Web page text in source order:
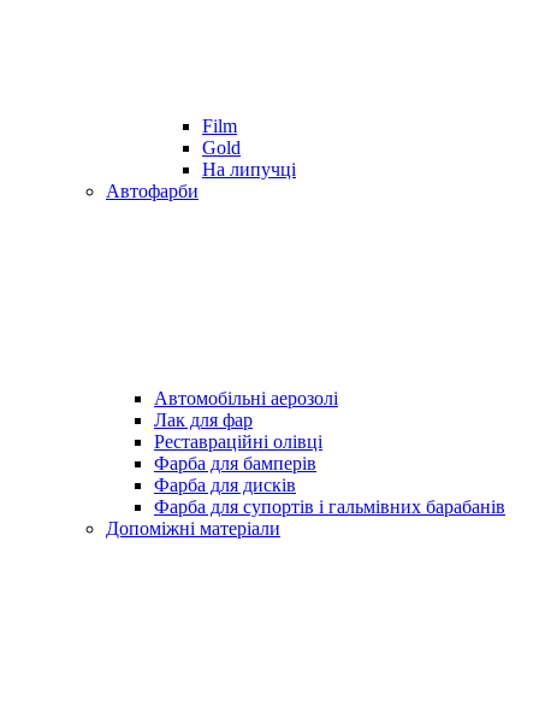
Film
Gold
На липучці
Автофарби
Автомобільні аерозолі
Лак для фар
Реставраційні олівці
Фарба для бамперів
Фарба для дисків
Фарба для супортів і гальмівних барабанів
Допоміжні матеріали